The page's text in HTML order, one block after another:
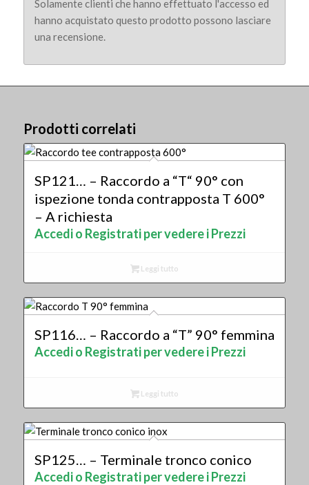
Solamente clienti che hanno effettuato l'accesso ed
hanno acquistato questo prodotto possono lasciare
una recensione.
Prodotti correlati
SP121… – Raccordo a “T“ 90° con
ispezione tonda contrapposta T 600°
– A richiesta
Accedi o Registrati per vedere i Prezzi
Leggi tutto
SP116… – Raccordo a “T” 90° femmina
Accedi o Registrati per vedere i Prezzi
Leggi tutto
SP125… – Terminale tronco conico
Accedi o Registrati per vedere i Prezzi